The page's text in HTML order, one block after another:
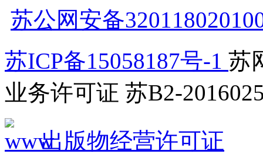
苏公网安备
苏ICP备15058187号-1 苏
业务许可证 苏B2-
出版物经营许可证